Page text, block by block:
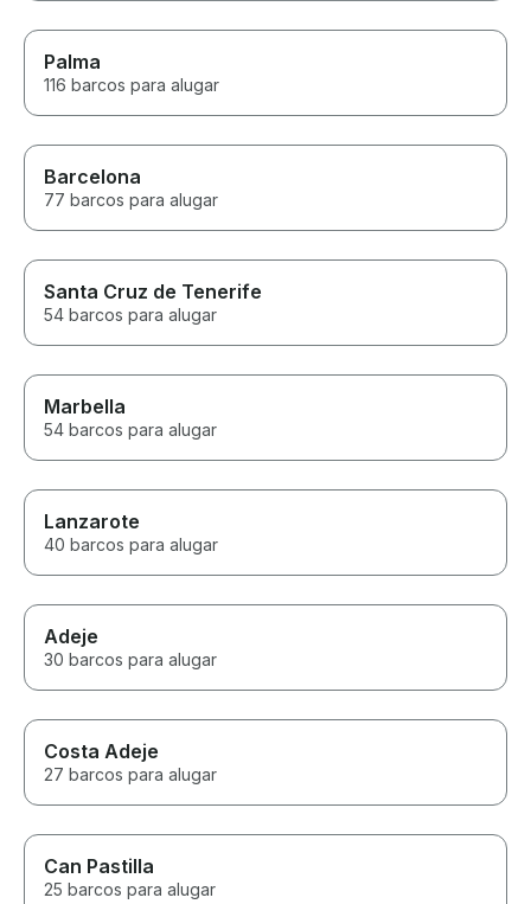
Palma
116 barcos para alugar
Barcelona
77 barcos para alugar
Santa Cruz de Tenerife
54 barcos para alugar
Marbella
54 barcos para alugar
Lanzarote
40 barcos para alugar
Adeje
30 barcos para alugar
Costa Adeje
27 barcos para alugar
Can Pastilla
25 barcos para alugar